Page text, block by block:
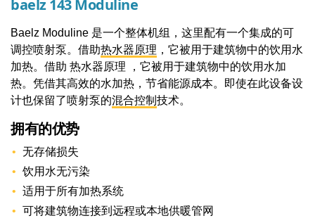
baelz 143 Moduline
Baelz Moduline 是一个整体机组，这里配有一个集成的可
调控喷射泵。借助热水器原理 ，它被用于建筑物中的饮用水
加热。借助 热水器原理 ，它被用于建筑物中的饮用水加
热。凭借其高效的水加热，节省能源成本。即使在此设备设
计也保留了喷射泵的混合控制 技术。
拥有的优势
无存储损失
饮用水无污染
适用于所有加热系统
可将建筑物连接到远程或本地供暖管网